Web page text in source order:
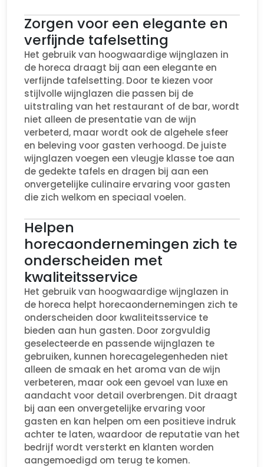
Zorgen voor een elegante en
verfijnde tafelsetting
Het gebruik van hoogwaardige wijnglazen in
de horeca draagt bij aan een elegante en
verfijnde tafelsetting. Door te kiezen voor
stijlvolle wijnglazen die passen bij de
uitstraling van het restaurant of de bar, wordt
niet alleen de presentatie van de wijn
verbeterd, maar wordt ook de algehele sfeer
en beleving voor gasten verhoogd. De juiste
wijnglazen voegen een vleugje klasse toe aan
de gedekte tafels en dragen bij aan een
onvergetelijke culinaire ervaring voor gasten
die zich welkom en speciaal voelen.
Helpen
horecaondernemingen zich te
onderscheiden met
kwaliteitsservice
Het gebruik van hoogwaardige wijnglazen in
de horeca helpt horecaondernemingen zich te
onderscheiden door kwaliteitsservice te
bieden aan hun gasten. Door zorgvuldig
geselecteerde en passende wijnglazen te
gebruiken, kunnen horecagelegenheden niet
alleen de smaak en het aroma van de wijn
verbeteren, maar ook een gevoel van luxe en
aandacht voor detail overbrengen. Dit draagt
bij aan een onvergetelijke ervaring voor
gasten en kan helpen om een positieve indruk
achter te laten, waardoor de reputatie van het
bedrijf wordt versterkt en klanten worden
aangemoedigd om terug te komen.